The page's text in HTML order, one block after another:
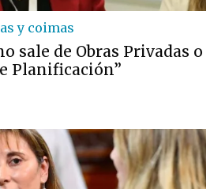
y coimas
sale de Obras Privadas o
Planificación”